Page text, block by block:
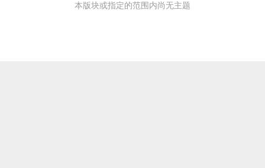
本版块或指定的范围内尚无主题